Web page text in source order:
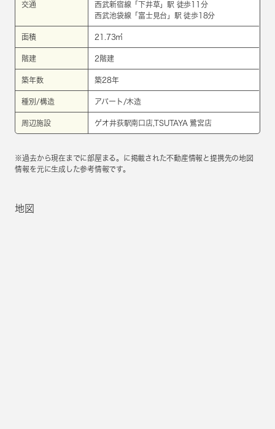
交通
西武新宿線 「下井草」駅 徒歩11分
西武池袋線 「 富士見台 」駅 徒歩18分
面積 21.73㎡
階建 2階建
築年数 築28年
種別/構造 アパート/木造
周辺施設 ゲオ井荻駅南口店,TSUTAYA 鷺宮店
※過去から現在までに部屋まる。に掲載された不動産情報と提携先の地図
情報を元に生成した参考情報です。
地図